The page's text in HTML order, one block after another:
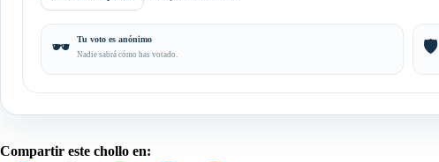
🕶️ Tu voto es anónimo
Nadie sabrá cómo has votado. 🛡️
Compartir este chollo en: